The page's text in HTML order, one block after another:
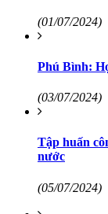
(01/07/2024)
Phú Bình:
(03/07/2024)
Tập huấn
nước
(05/07/2024)